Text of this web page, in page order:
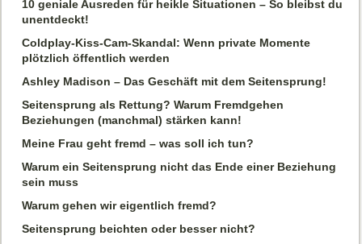
10 geniale Ausreden für heikle Situationen – So bleibst du
unentdeckt!
Coldplay-Kiss-Cam-Skandal: Wenn private Momente
plötzlich öffentlich werden
Ashley Madison – Das Geschäft mit dem Seitensprung!
Seitensprung als Rettung? Warum Fremdgehen
Beziehungen (manchmal) stärken kann!
Meine Frau geht fremd – was soll ich tun?
Warum ein Seitensprung nicht das Ende einer Beziehung
sein muss
Warum gehen wir eigentlich fremd?
Seitensprung beichten oder besser nicht?